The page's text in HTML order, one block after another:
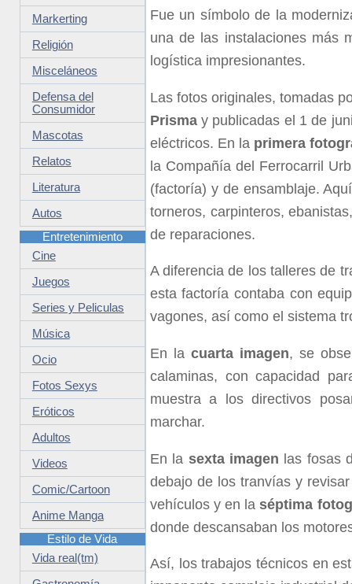
Fue un símbolo de la
una de las instalaciones más
logística impresionantes.
Las fotos originales, tomadas
Prismay publicadas el 1 de
eléctricos. En la primera
la Compañía del Ferrocarril
(factoría) y de ensamblaje.
torneros, carpinteros,
de reparaciones.
A diferencia de los talleres de
esta factoría contaba con
vagones, así como el sistema
En la cuarta imagen, se
calaminas, con capacidad
muestra a los directivos
marchar.
En la sexta imagen las fosas
debajo de los tranvías y
vehículos y en la séptima
donde descansaban los
Así, los trabajos técnicos en
Markerting
Religión
Misceláneos
Defensa del
Consumidor
Mascotas
Relatos
Literatura
Autos
Entretenimiento
Cine
Juegos
Series y Peliculas
Música
Ocio
Fotos Sexys
Eróticos
Adultos
Videos
Comic/Cartoon
Anime Manga
Estilo de Vida
Vida real(tm)